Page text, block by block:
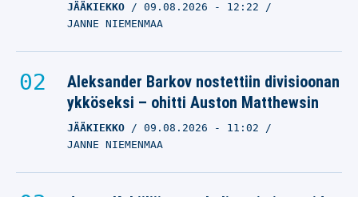
JÄÄKIEKKO 09.08.2026 - 12:22
JANNE NIEMENMAA
Aleksander Barkov nostettiin divisioonan
ykköseksi – ohitti Auston Matthewsin
JÄÄKIEKKO 09.08.2026 - 11:02
JANNE NIEMENMAA